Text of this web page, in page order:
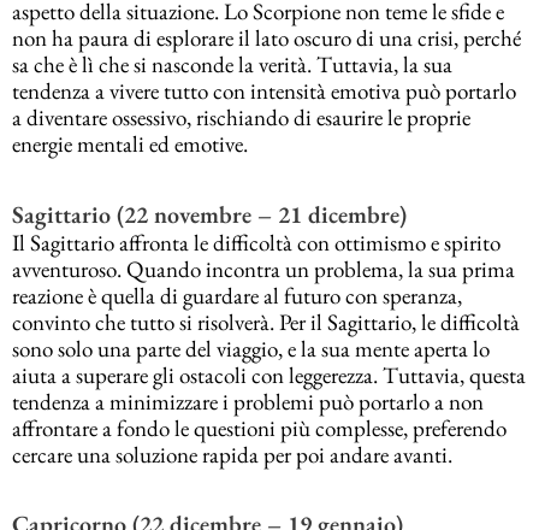
aspetto della situazione. Lo Scorpione non teme le sfide e
non ha paura di esplorare il lato oscuro di una crisi, perché
sa che è lì che si nasconde la verità. Tuttavia, la sua
tendenza a vivere tutto con intensità emotiva può portarlo
a diventare ossessivo, rischiando di esaurire le proprie
energie mentali ed emotive.
Sagittario (22 novembre – 21 dicembre)
Il Sagittario affronta le difficoltà con ottimismo e spirito
avventuroso. Quando incontra un problema, la sua prima
reazione è quella di guardare al futuro con speranza,
convinto che tutto si risolverà. Per il Sagittario, le difficoltà
sono solo una parte del viaggio, e la sua mente aperta lo
aiuta a superare gli ostacoli con leggerezza. Tuttavia, questa
tendenza a minimizzare i problemi può portarlo a non
affrontare a fondo le questioni più complesse, preferendo
cercare una soluzione rapida per poi andare avanti.